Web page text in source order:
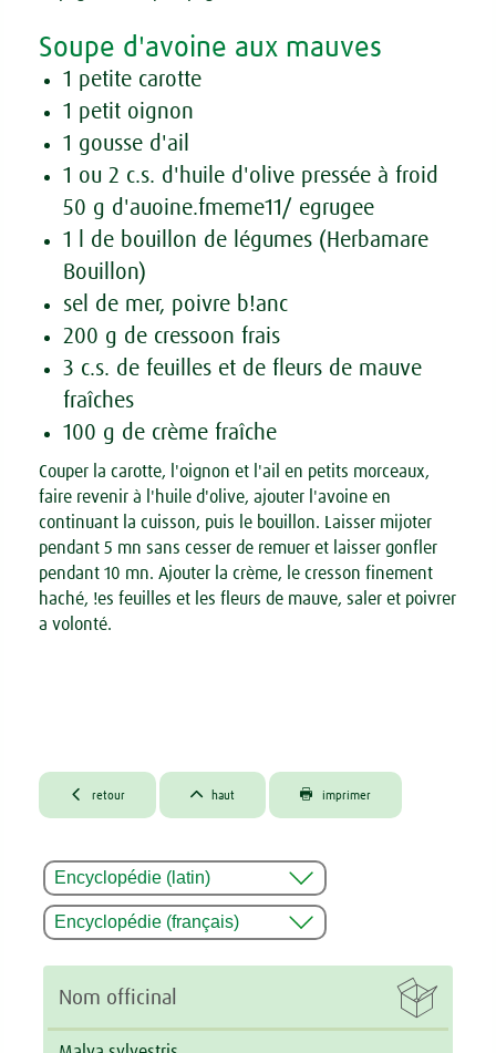
Soupe d'avoine aux mauves
1 petite carotte
1 petit oignon
1 gousse d'ail
1 ou 2 c.s. d'huile d'olive pressée à froid
50 g d'auoine.fmeme11/ egrugee
1 l de bouillon de légumes (Herbamare
Bouillon)
sel de mer, poivre b!anc
200 g de cressoon frais
3 c.s. de feuilles et de fleurs de mauve
fraîches
100 g de crème fraîche
Couper la carotte, l'oignon et l'ail en petits morceaux,
faire revenir à l'huile d'olive, ajouter l'avoine en
continuant la cuisson, puis le bouillon. Laisser mijoter
pendant 5 mn sans cesser de remuer et laisser gonfler
pendant 10 mn. Ajouter la crème, le cresson finement
haché, !es feuilles et les fleurs de mauve, saler et poivrer
a volonté.
 retour  haut  imprimer
Nom officinal 